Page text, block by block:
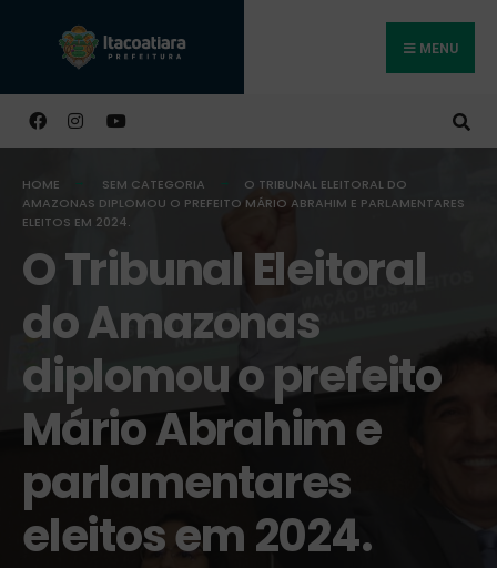
MENU
HOME SEM CATEGORIA
O TRIBUNAL ELEITORAL DO
AMAZONAS DIPLOMOU O PREFEITO MÁRIO ABRAHIM E PARLAMENTARES
ELEITOS EM 2024.
O Tribunal Eleitoral
do Amazonas
diplomou o prefeito
Mário Abrahim e
parlamentares
eleitos em 2024.
Buscar